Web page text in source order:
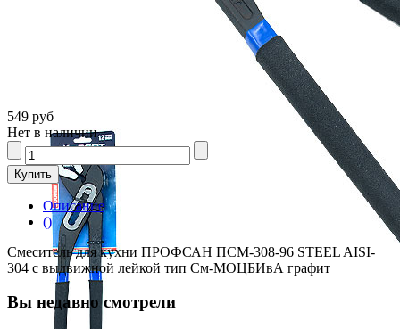
549 руб
Нет в наличии
Описание
()
Смеситель для кухни ПРОФСАН ПСМ-308-96 STEEL AISI-
304 с выдвижной лейкой тип См-МОЦБИвА графит
Вы недавно смотрели